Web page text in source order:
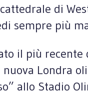
di
sempre più
il più
Londra
allo Stadio